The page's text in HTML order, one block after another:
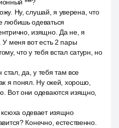
***?
Ну, слушай, я уверена, что
любишь одеваться
изящно. Да не, я
У меня вот есть 2 пары
что у тебя встал сатурн, но
да, у тебя там все
я понял. Ну окей, хорошо,
Вот они одеваются изящно,
одевает изящно
Конечно, естественно.